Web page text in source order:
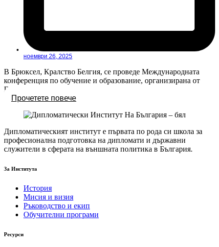
ноември 26, 2025
В Брюксел, Кралство Белгия, се проведе Международната
конференция по обучение и образование, организирана от
Европейския колеж...
Прочетете повече
Дипломатическият институт е първата по рода си школа за
професионална подготовка на дипломати и държавни
служители в сферата на външната политика в България.
За Института
История
Мисия и визия
Ръководство и екип
Обучителни програми
Ресурси